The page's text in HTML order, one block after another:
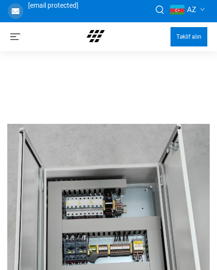
[email protected] AZ
Təklif alın